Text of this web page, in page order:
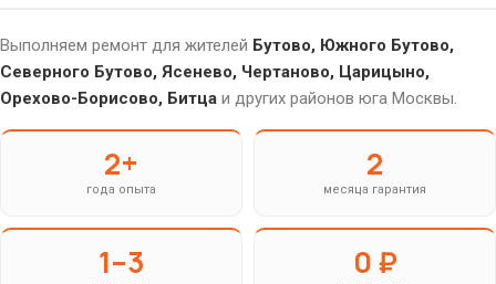
Выполняем ремонт для жителей Бутово, Южного Бутово,
Северного Бутово, Ясенево, Чертаново, Царицыно,
Орехово-Борисово, Битца и других районов юга Москвы.
2+
года опыта
2
месяца гарантия
1–3 0 ₽